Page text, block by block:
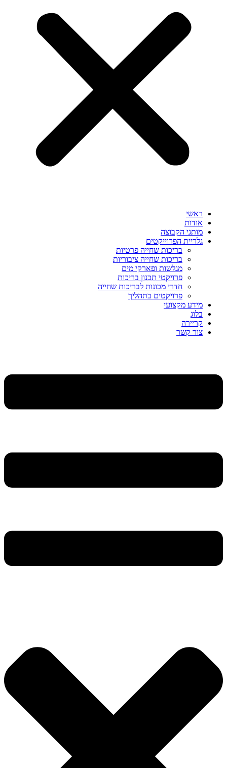
ראשי
אודות
מותגי הקבוצה
גלריית הפרוייקטים
בריכות שחייה פרטיות
בריכות שחייה ציבוריות
מגלשות ופארקי מים
פרויקטי תכנון בריכות
חדרי מכונות לבריכות שחייה
פרויקטים בתהליך
מידע מקצועי
בלוג
קריירה
צור קשר